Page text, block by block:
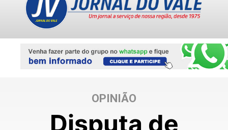
OPINIÃO
Disputa de